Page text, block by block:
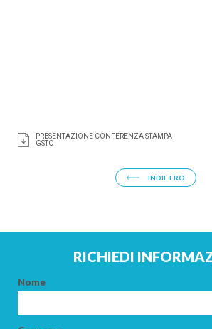
PRESENTAZIONE CONFERENZA STAMPA
GSTC
INDIETRO
RICHIEDI
Nome